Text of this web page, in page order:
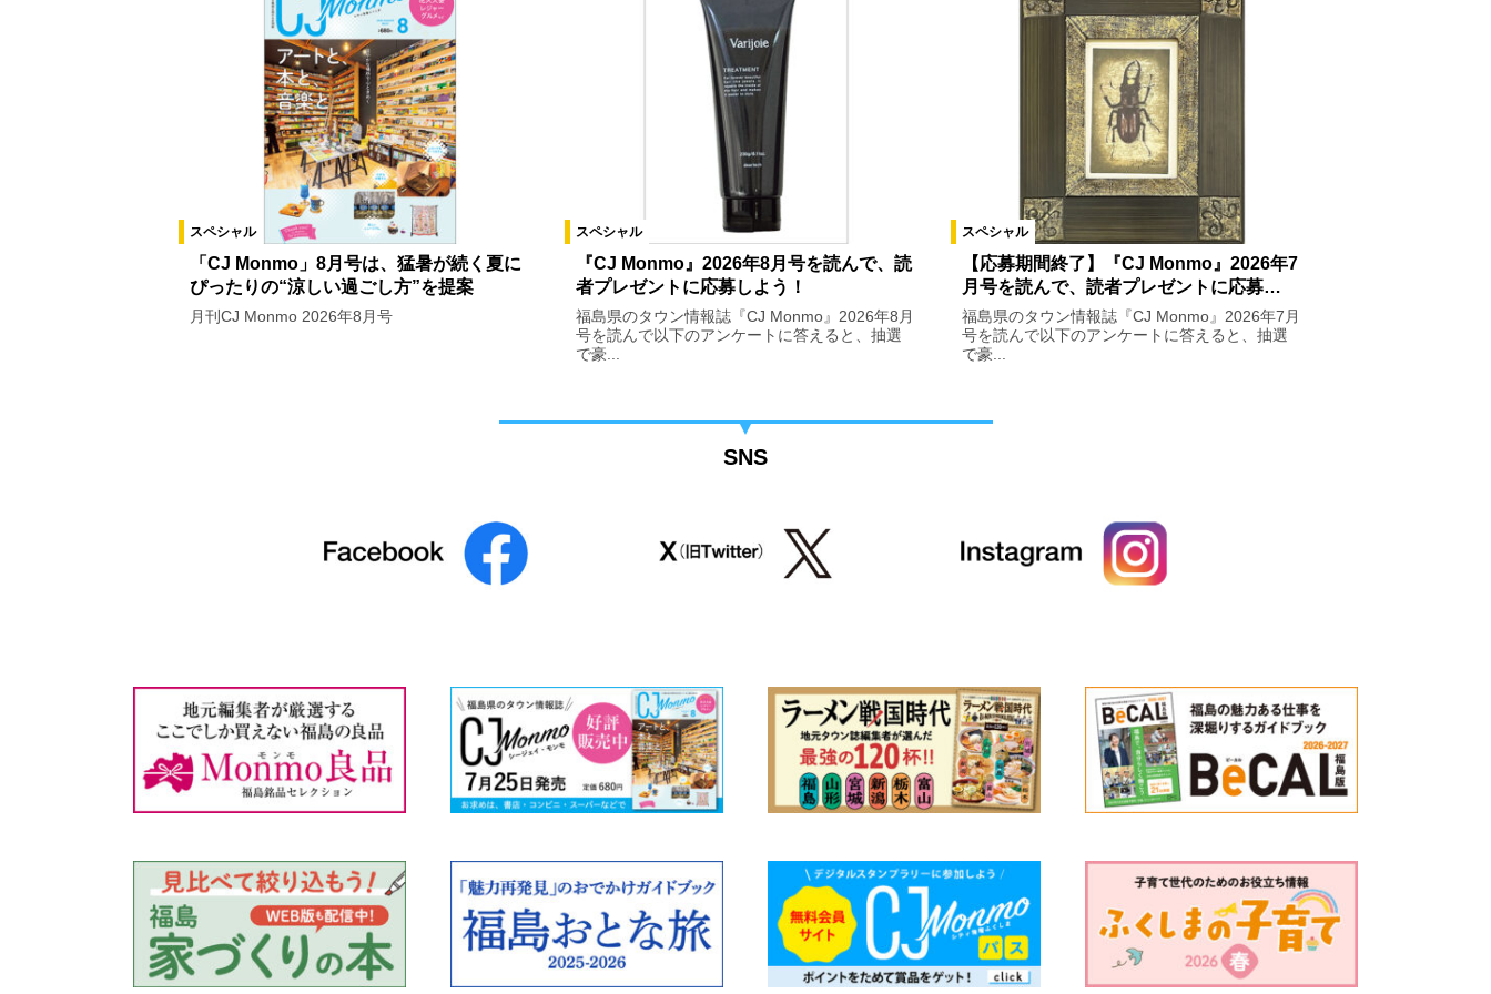
スペシャル
「CJ Monmo」8月号は、猛暑が続く夏に
ぴったりの“涼しい過ごし方”を提案
月刊CJ Monmo 2026年8月号
スペシャル
『CJ Monmo』2026年8月号を読んで、読
者プレゼントに応募しよう！
福島県のタウン情報誌『CJ Monmo』2026年8月
号を読んで以下のアンケートに答えると、抽選
で豪...
スペシャル
【応募期間終了】『CJ Monmo』2026年7
月号を読んで、読者プレゼントに応募…
福島県のタウン情報誌『CJ Monmo』2026年7月
号を読んで以下のアンケートに答えると、抽選
で豪...
SNS